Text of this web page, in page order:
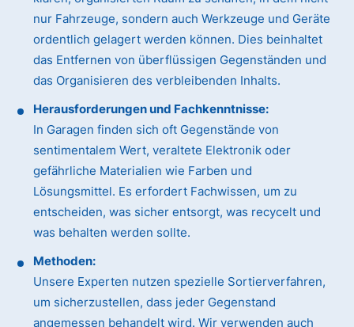
nur Fahrzeuge, sondern auch Werkzeuge und Geräte
ordentlich gelagert werden können. Dies beinhaltet
das Entfernen von überflüssigen Gegenständen und
das Organisieren des verbleibenden Inhalts.
Herausforderungen und Fachkenntnisse:
In Garagen finden sich oft Gegenstände von
sentimentalem Wert, veraltete Elektronik oder
gefährliche Materialien wie Farben und
Lösungsmittel. Es erfordert Fachwissen, um zu
entscheiden, was sicher entsorgt, was recycelt und
was behalten werden sollte.
Methoden:
Unsere Experten nutzen spezielle Sortierverfahren,
um sicherzustellen, dass jeder Gegenstand
angemessen behandelt wird. Wir verwenden auch